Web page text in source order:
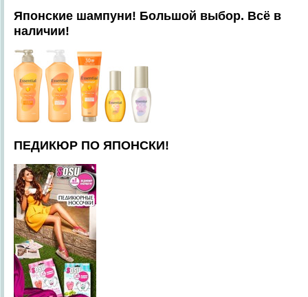
Японские шампуни! Большой выбор. Всё в
наличии!
ПЕДИКЮР ПО ЯПОНСКИ!